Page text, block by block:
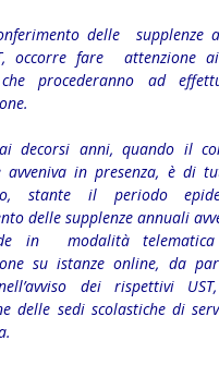
delle supplenze
occorre fare attenzione
procederanno ad
decorsi anni, quando il
avveniva in presenza, è di
stante il periodo
delle supplenze annuali
in modalità
su istanze online, da
dei rispettivi
delle sedi scolastiche di